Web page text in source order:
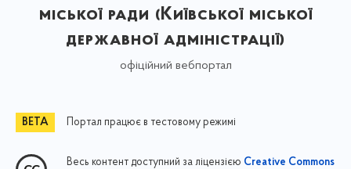
міської ради (Київської міської
державної адміністрації)
офіційний вебпортал
Портал працює в тестовому режимі
Весь контент доступний за ліцензією Creative Commons